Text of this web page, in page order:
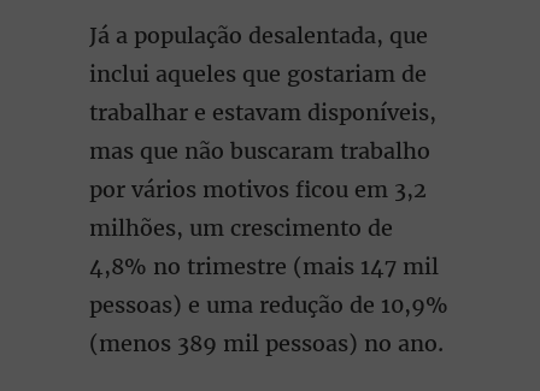
Já a população desalentada, que
inclui aqueles que gostariam de
trabalhar e estavam disponíveis,
mas que não buscaram trabalho
por vários motivos ficou em 3,2
milhões, um crescimento de
4,8% no trimestre (mais 147 mil
pessoas) e uma redução de 10,9%
(menos 389 mil pessoas) no ano.